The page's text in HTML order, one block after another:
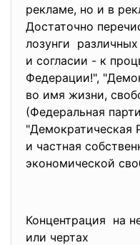
рекламе, но и в
Достаточно
лозунги
и согласии - к
Федерации!",
во имя жизни,
(Федеральная
"Демократическая
и частная
экономической
Концентрация на
или чертах